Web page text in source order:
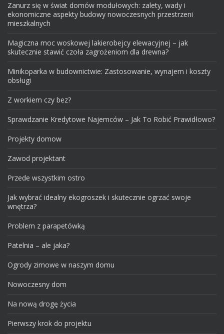
Zanurz się w świat domów modułowych: zalety, wady i
ekonomiczne aspekty budowy nowoczesnych przestrzeni
mieszkalnych
Magiczna moc woskowej lakierobejcy elewacyjnej – jak
skutecznie stawić czoła zagrożeniom dla drewna?
Minikoparka w budownictwie: Zastosowanie, wynajem i koszty
obsługi
Z workiem czy bez?
Sprawdzanie Kredytowe Najemców – Jak To Robić Prawidłowo?
Projekty domow
Zawod projektant
Przede wszystkim ostro
Jak wybrać idealny ekogroszek i skutecznie ogrzać swoje
wnętrza?
Problem z parapetówką
Patelnia – ale jaka?
Ogrody zimowe w naszym domu
Nowoczesny dom
Na nową drogę życia
Pierwszy krok do projektu